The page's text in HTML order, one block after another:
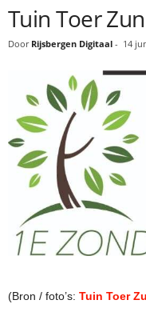
Tuin Toer
Door Rijsbergen Digitaal - 14
(Bron / foto’s: Tuin Toer